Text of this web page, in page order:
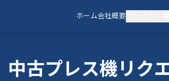
ホーム会社概要
古プレス機リク